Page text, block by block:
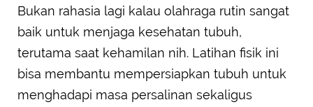
Bukan rahasia lagi kalau olahraga rutin sangat
baik untuk menjaga kesehatan tubuh,
terutama saat kehamilan nih. Latihan fisik ini
bisa membantu mempersiapkan tubuh untuk
menghadapi masa persalinan sekaligus